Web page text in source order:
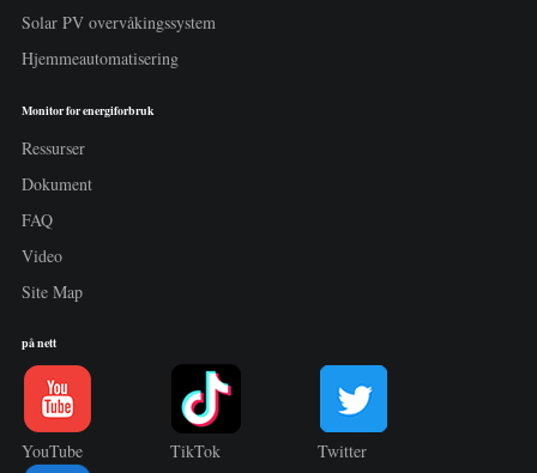
Solar PV overvåkingssystem
Hjemmeautomatisering
Monitor for energiforbruk
Ressurser
Dokument
FAQ
Video
Site Map
på nett
YouTube TikTok Twitter